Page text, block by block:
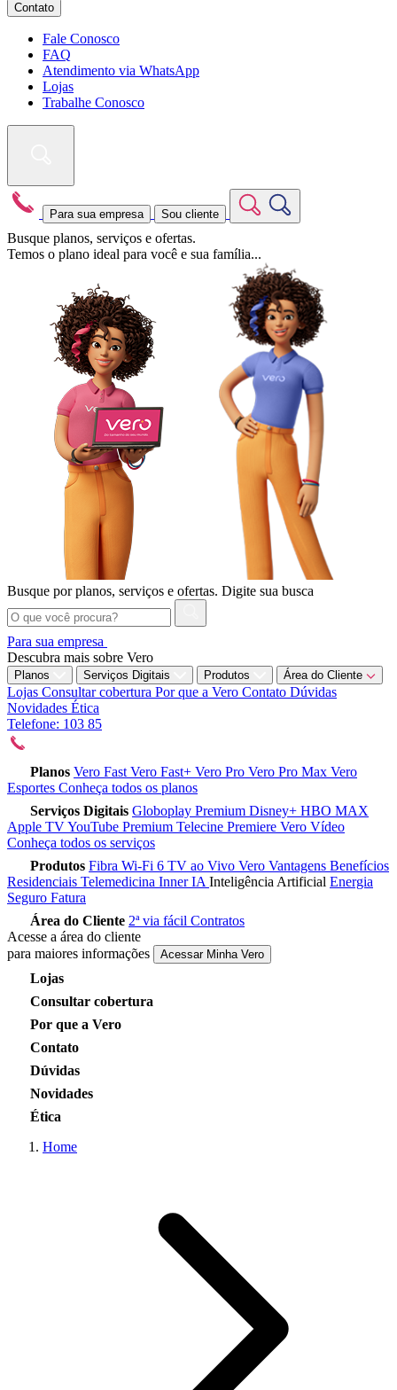
Contato
Fale Conosco
FAQ
Atendimento via WhatsApp
Lojas
Trabalhe Conosco
Para sua empresa Sou cliente
Busque planos, serviços e ofertas.
Temos o plano ideal para você e sua família...
Busque por planos, serviços e ofertas. Digite sua busca
Para sua empresa
Descubra mais sobre Vero
Planos Serviços Digitais Produtos Área do Cliente
Lojas Consultar cobertura Por que a Vero Contato Dúvidas
Novidades Ética
Telefone: 103 85
Planos Vero Fast Vero Fast+ Vero Pro Vero Pro Max Vero
Esportes Conheça todos os planos
Serviços Digitais Globoplay Premium Disney+ HBO MAX
Apple TVYouTube Premium Telecine Premiere Vero Vídeo
Conheça todos os serviços
Produtos Fibra Wi-Fi 6 TV ao Vivo Vero Vantagens Benefícios
Residenciais Telemedicina Inner IA Inteligência Artificial Energia
Seguro Fatura
Área do Cliente 2ª via fácil Contratos
Acesse a área do cliente
para maiores informações
Acessar Minha Vero
Lojas
Consultar cobertura
Por que a Vero
Contato
Dúvidas
Novidades
Ética
Home